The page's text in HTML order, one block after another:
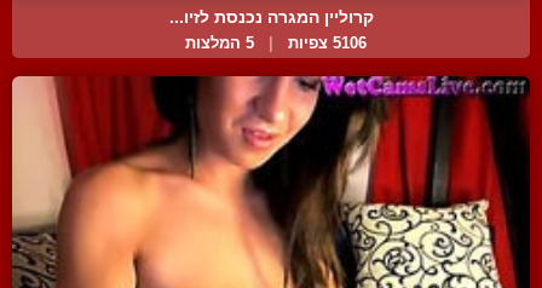
קרוליין המגרה נכנסת לזיו...
5106 צפיות 5 המלצות